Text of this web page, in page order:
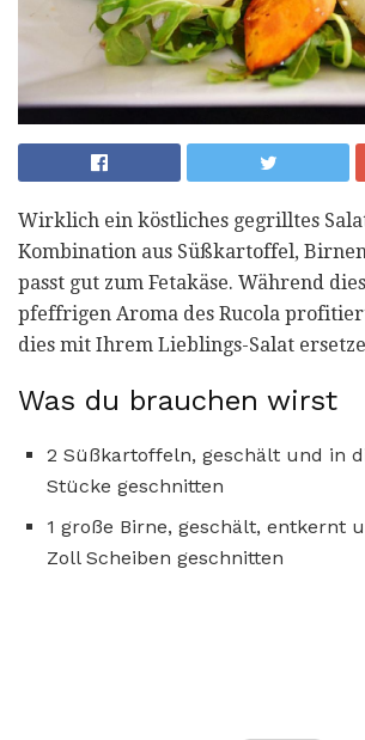
Wirklich ein köstliches gegrilltes
Kombination aus Süßkartoffel,
passt gut zum Fetakäse. Während
pfeffrigen Aroma des Rucola
dies mit Ihrem Lieblings-Salat
Was du brauchen wirst
2 Süßkartoffeln, geschält und in
Stücke geschnitten
1 große Birne, geschält, entkernt
Zoll Scheiben geschnitten